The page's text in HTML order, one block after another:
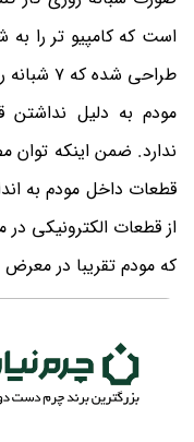
است که کامپیو تر را
طراحی شده که 7 شبانه روز به طور مداوم کار کند.
مودم به دلیل نداشتن
ندارد. ضمن اینکه توان
قطعات داخل مودم به
از قطعات الکترونیکی
که مودم تقریبا در